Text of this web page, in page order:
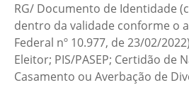
RG/ Documento de Identidade
dentro da validade conforme o
Federal nº 10.977, de 23/02/
Eleitor; PIS/PASEP; Certidão de
Casamento ou Averbação de